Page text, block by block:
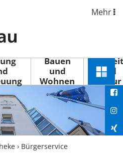
Mehr
Bauen
und
Wohnen
Freizeit
und
Kultur
Menü
› Bürgerservice